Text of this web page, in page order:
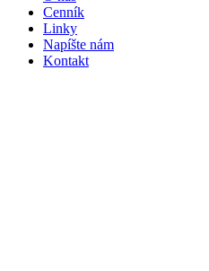
Cenník
Linky
Napíšte nám
Kontakt